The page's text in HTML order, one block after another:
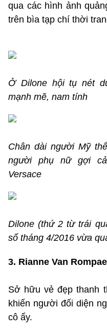
qua các hình ảnh
trên bìa tạp chí thời
Ở Dilone hội tụ nét
mạnh mẽ, nam tính
Chân dài người Mỹ
người phụ nữ gợi
Versace
Dilone (thứ 2 từ trái
số tháng 4/2016 vừa
3. Rianne Van
Sở hữu vẻ đẹp thanh
khiến người đối diện
cô ấy.